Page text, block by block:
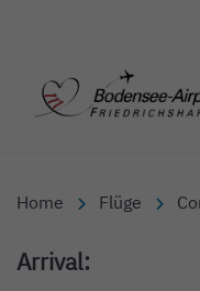
Home Flüge
Arrival: